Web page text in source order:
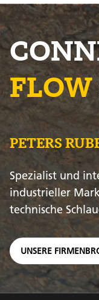
FLOW
PETERS
Spezialist und
industrieller
technische
UNSERE